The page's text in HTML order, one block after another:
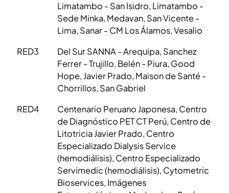
Limatambo - San Isidro, Limatambo -
Sede Minka, Medavan, San Vicente -
Lima, Sanar - CM Los Álamos, Vesalio
RED3
Del Sur SANNA - Arequipa, Sanchez
Ferrer - Trujillo, Belén - Piura, Good
Hope, Javier Prado, Maison de Santé -
Chorrillos, San Gabriel
RED4
Centenario Peruano Japonesa, Centro
de Diagnóstico PET CT Perú, Centro de
Litotricia Javier Prado, Centro
Especializado Dialysis Service
(hemodiálisis), Centro Especializado
Servimedic (hemodiálisis), Cytometric
Bioservices, Imágenes